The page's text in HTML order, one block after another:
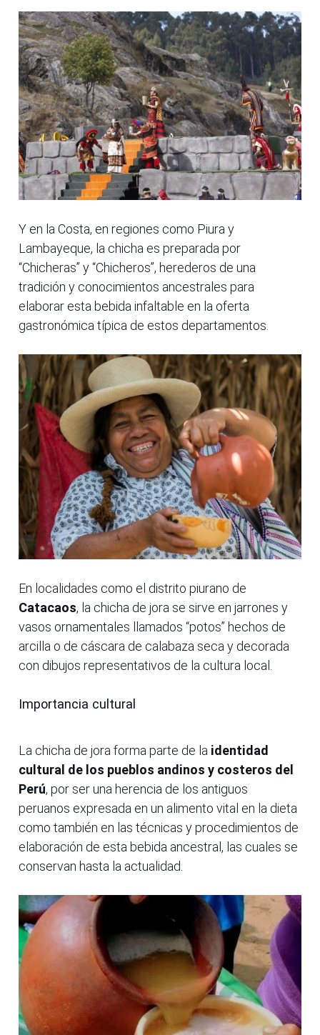
Y en la Costa, en regiones como Piura y
Lambayeque, la chicha es preparada por
“Chicheras” y “Chicheros”, herederos de una
tradición y conocimientos ancestrales para
elaborar esta bebida infaltable en la oferta
gastronómica típica de estos departamentos.
En localidades como el distrito piurano de
Catacaos, la chicha de jora se sirve en jarrones y
vasos ornamentales llamados “potos” hechos de
arcilla o de cáscara de calabaza seca y decorada
con dibujos representativos de la cultura local.
Importancia cultural
La chicha de jora forma parte de la identidad
cultural de los pueblos andinos y costeros del
Perú, por ser una herencia de los antiguos
peruanos expresada en un alimento vital en la dieta
como también en las técnicas y procedimientos de
elaboración de esta bebida ancestral, las cuales se
conservan hasta la actualidad.